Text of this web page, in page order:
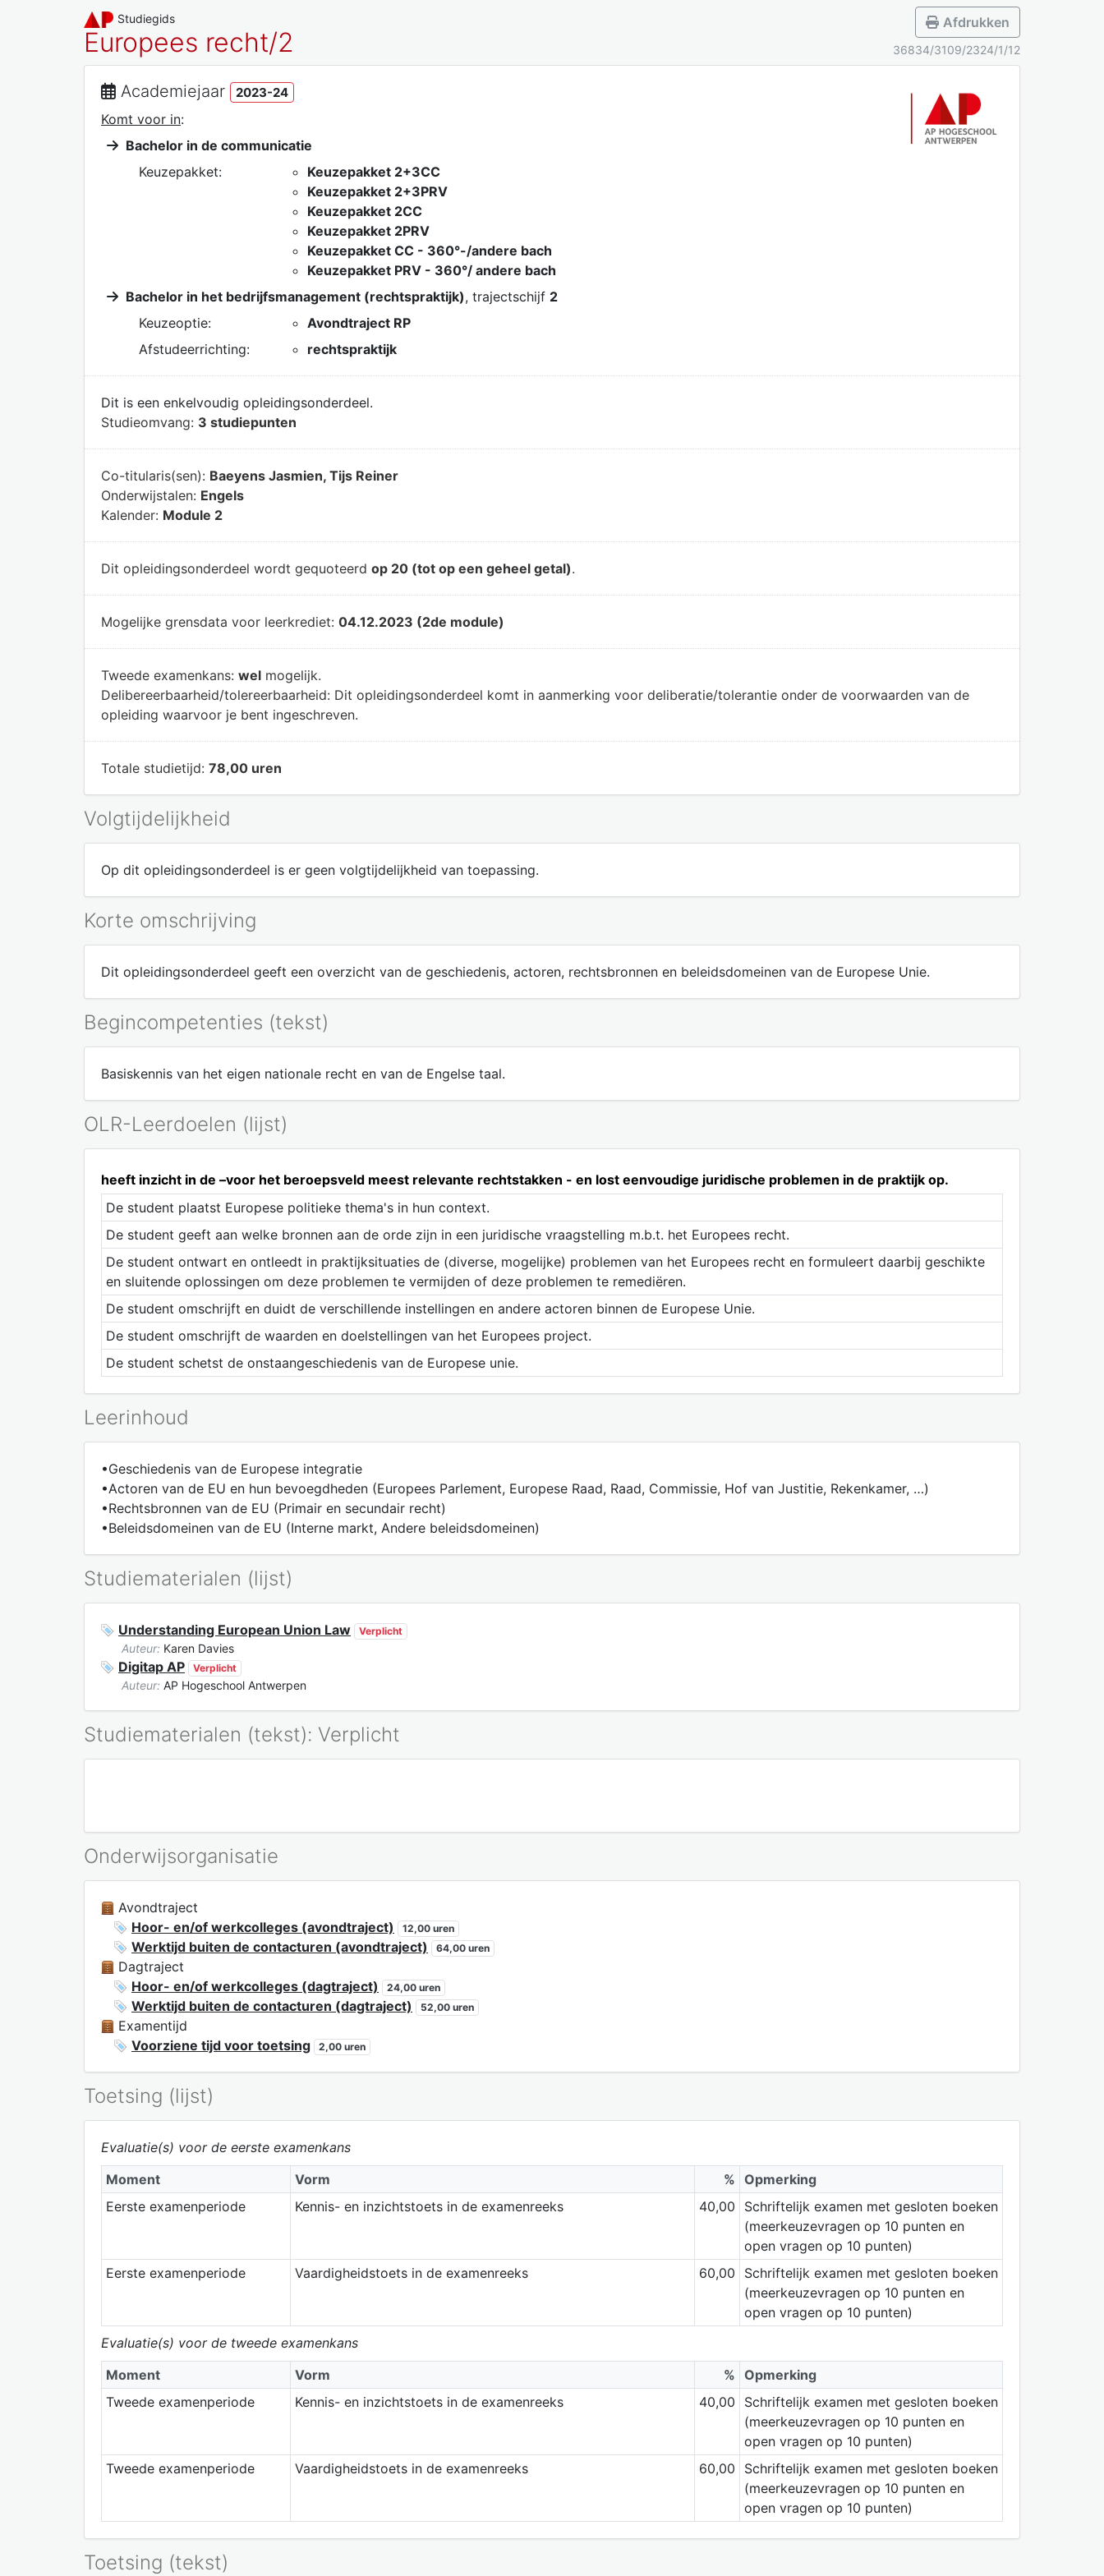
Studiegids
Europees recht/2
Afdrukken
36834/3109/2324/1/12
Academiejaar 2023-24
Komt voor in:
Bachelor in de communicatie
Keuzepakket:
Keuzepakket 2+3CC
Keuzepakket 2+3PRV
Keuzepakket 2CC
Keuzepakket 2PRV
Keuzepakket CC - 360°-/andere bach
Keuzepakket PRV - 360°/ andere bach
Bachelor in het bedrijfsmanagement (rechtspraktijk), trajectschijf 2
Keuzeoptie:
Avondtraject RP
Afstudeerrichting:
rechtspraktijk
Dit is een enkelvoudig opleidingsonderdeel.
Studieomvang: 3 studiepunten
Co-titularis(sen): Baeyens Jasmien, Tijs Reiner
Onderwijstalen: Engels
Kalender: Module 2
Dit opleidingsonderdeel wordt gequoteerd op 20 (tot op een geheel getal).
Mogelijke grensdata voor leerkrediet: 04.12.2023 (2de module)
Tweede examenkans: wel mogelijk.
Delibereerbaarheid/tolereerbaarheid: Dit opleidingsonderdeel komt in aanmerking voor deliberatie/tolerantie onder de voorwaarden van de
opleiding waarvoor je bent ingeschreven.
Totale studietijd: 78,00 uren
Volgtijdelijkheid
Op dit opleidingsonderdeel is er geen volgtijdelijkheid van toepassing.
Korte omschrijving
Dit opleidingsonderdeel geeft een overzicht van de geschiedenis, actoren, rechtsbronnen en beleidsdomeinen van de Europese Unie.
Begincompetenties (tekst)
Basiskennis van het eigen nationale recht en van de Engelse taal.
OLR-Leerdoelen (lijst)
heeft inzicht in de –voor het beroepsveld meest relevante rechtstakken - en lost eenvoudige juridische problemen in de praktijk op.
De student plaatst Europese politieke thema's in hun context.
De student geeft aan welke bronnen aan de orde zijn in een juridische vraagstelling m.b.t. het Europees recht.
De student ontwart en ontleedt in praktijksituaties de (diverse, mogelijke) problemen van het Europees recht en formuleert daarbij geschikte
en sluitende oplossingen om deze problemen te vermijden of deze problemen te remediëren.
De student omschrijft en duidt de verschillende instellingen en andere actoren binnen de Europese Unie.
De student omschrijft de waarden en doelstellingen van het Europees project.
De student schetst de onstaangeschiedenis van de Europese unie.
Leerinhoud
•Geschiedenis van de Europese integratie
•Actoren van de EU en hun bevoegdheden (Europees Parlement, Europese Raad, Raad, Commissie, Hof van Justitie, Rekenkamer, …)
•Rechtsbronnen van de EU (Primair en secundair recht)
•Beleidsdomeinen van de EU (Interne markt, Andere beleidsdomeinen)
Studiematerialen (lijst)
Understanding European Union Law Verplicht
Auteur: Karen Davies
Digitap AP Verplicht
Auteur: AP Hogeschool Antwerpen
Studiematerialen (tekst): Verplicht
Onderwijsorganisatie
Avondtraject
Hoor- en/of werkcolleges (avondtraject)
12,00 uren
Werktijd buiten de contacturen (avondtraject) 64,00 uren
Dagtraject
Hoor- en/of werkcolleges (dagtraject)
24,00 uren
Werktijd buiten de contacturen (dagtraject) 52,00 uren
Examentijd
Voorziene tijd voor toetsing
2,00 uren
Toetsing (lijst)
Evaluatie(s) voor de eerste examenkans
Moment
Vorm % Opmerking
Eerste examenperiode
Kennis- en inzichtstoets in de examenreeks 40,00
Schriftelijk examen met gesloten boeken
(meerkeuzevragen op 10 punten en
open vragen op 10 punten)
Eerste examenperiode
Vaardigheidstoets in de examenreeks 60,00
Schriftelijk examen met gesloten boeken
(meerkeuzevragen op 10 punten en
open vragen op 10 punten)
Evaluatie(s) voor de tweede examenkans
Moment
Vorm % Opmerking
Tweede examenperiode
Kennis- en inzichtstoets in de examenreeks 40,00
Schriftelijk examen met gesloten boeken
(meerkeuzevragen op 10 punten en
open vragen op 10 punten)
Tweede examenperiode
Vaardigheidstoets in de examenreeks 60,00
Schriftelijk examen met gesloten boeken
(meerkeuzevragen op 10 punten en
open vragen op 10 punten)
Toetsing (tekst)